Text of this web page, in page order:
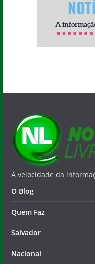
A velocidade da
O Blog
Quem Faz
Salvador
Nacional